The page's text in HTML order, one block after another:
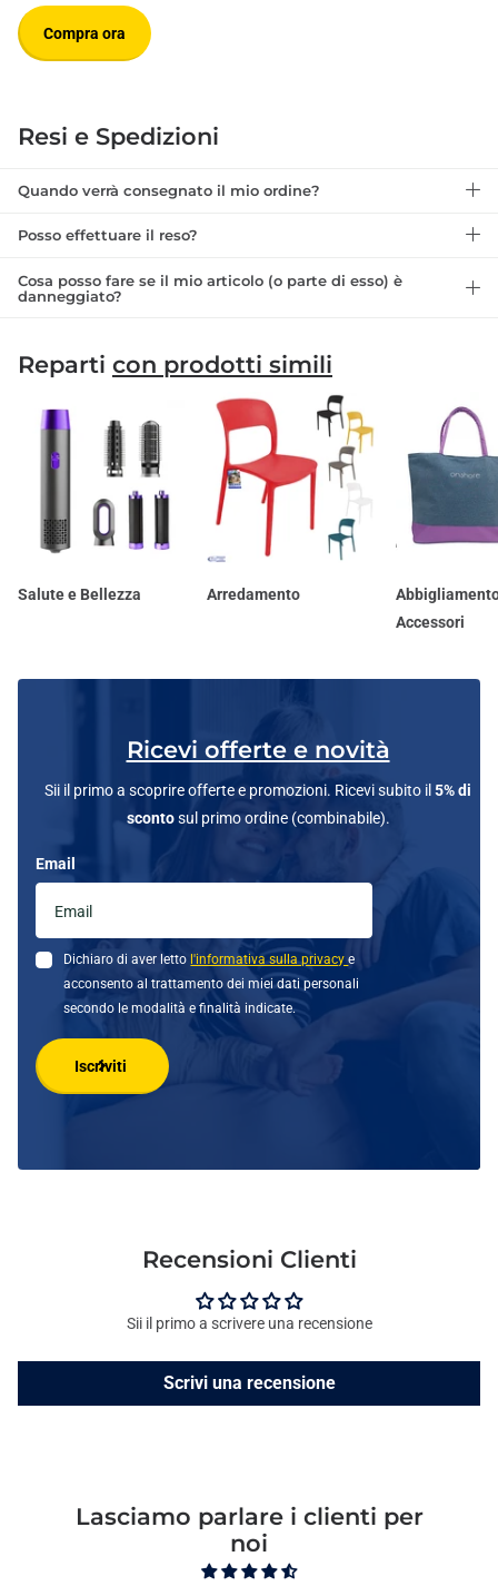
Compra ora
Resi e Spedizioni
Quando verrà consegnato il mio ordine?
Posso effettuare il reso?
Cosa posso fare se il mio articolo (o parte di esso) è
danneggiato?
Reparti con prodotti simili
Salute e Bellezza Arredamento
Accessori
Ricevi offerte e novità
Sii il primo a scoprire offerte e promozioni. Ricevi subito il 5% di
scontosul primo ordine (combinabile).
Email
Dichiaro di aver letto l'informativa sulla privacye
acconsento al trattamento dei miei dati personali
secondo le modalità e finalità indicate.
Iscriviti
Recensioni Clienti
Sii il primo a scrivere una recensione
Scrivi una recensione
Lasciamo parlare i clienti per
noi